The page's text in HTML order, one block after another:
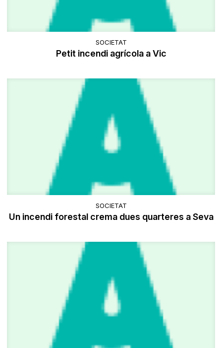
SOCIETAT
Petit incendi agrícola a Vic
SOCIETAT
Un incendi forestal crema dues quarteres a Seva